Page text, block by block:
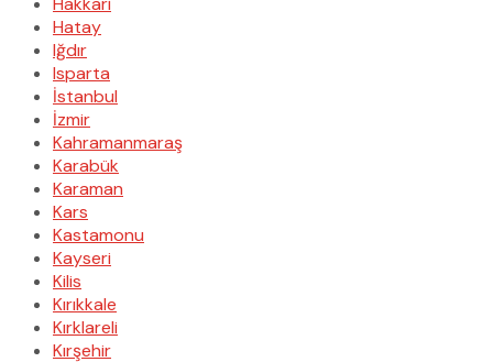
Hatay
Iğdır
Isparta
İstanbul
İzmir
Kahramanmaraş
Karabük
Karaman
Kars
Kastamonu
Kayseri
Kilis
Kırıkkale
Kırklareli
Kırşehir